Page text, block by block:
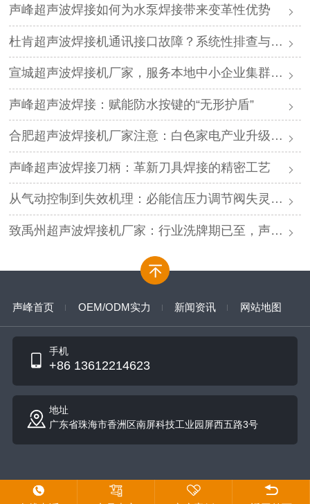
声峰超声波焊接如何为水泵焊接带来变革性优势
杜肯超声波焊接机通讯接口故障？系统性排查与专业解决方案
宣城超声波焊接机厂家，服务本地中小企业集群，声峰ODM贴牌助您轻装上阵
声峰超声波焊接：赋能防水按键的“无形护盾”
合肥超声波焊接机厂家注意：白色家电产业升级，声峰源头工厂诚邀加盟
声峰超声波焊接刀柄：革新刀具焊接的精密工艺
从气动控制到失效机理：必能信压力调节阀失灵的深度解析与专业修复
致禹州超声波焊接机厂家：行业洗牌期已至，声峰源头工厂邀您抱团取暖
声峰首页 OEM/ODM实力 新闻资讯 网站地图
手机
+86 13612214623
地址
广东省珠海市香洲区南屏科技工业园屏西五路3号